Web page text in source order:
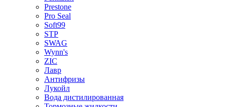
Prestone
Pro Seal
Soft99
STP
SWAG
Wynn's
ZIC
Лавр
Антифризы
Лукойл
Вода дистилированная